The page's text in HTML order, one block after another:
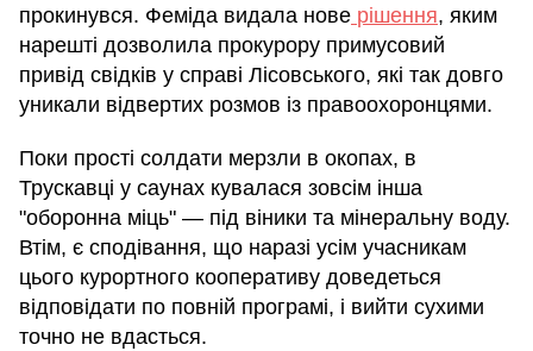
прокинувся. Феміда видала нове рішення, яким
нарешті дозволила прокурору примусовий
привід свідків у справі Лісовського, які так довго
уникали відвертих розмов із правоохоронцями.
Поки прості солдати мерзли в окопах, в
Трускавці у саунах кувалася зовсім інша
"оборонна міць" — під віники та мінеральну воду.
Втім, є сподівання, що наразі усім учасникам
цього курортного кооперативу доведеться
відповідати по повній програмі, і вийти сухими
точно не вдасться.